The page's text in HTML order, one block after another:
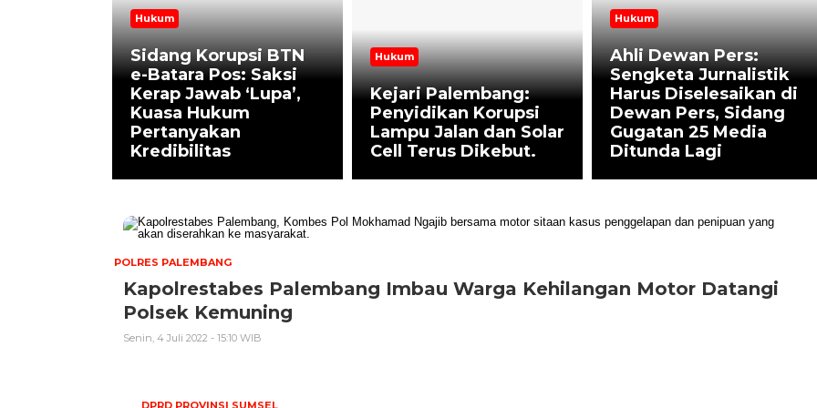
Hukum
Sidang Korupsi BTN
e-Batara Pos: Saksi
Kerap Jawab ‘Lupa’,
Kuasa Hukum
Pertanyakan
Kredibilitas
Hukum
Kejari Palembang:
Penyidikan Korupsi
Lampu Jalan dan Solar
Cell Terus Dikebut.
Hukum
Ahli Dewan Pers:
Sengketa Jurnalistik
Harus Diselesaikan di
Dewan Pers, Sidang
Gugatan 25 Media
Ditunda Lagi
POLRES PALEMBANG
Kapolrestabes Palembang Imbau Warga Kehilangan Motor Datangi
Polsek Kemuning
Senin, 4 Juli 2022 - 15:10 WIB
DPRD PROVINSI SUMSEL